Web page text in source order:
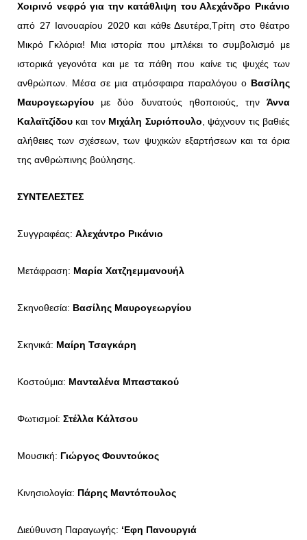
Χοιρινό νεφρό για την κατάθλιψη του Αλεχάνδρο Ρικάνιο
από 27 Ιανουαρίου 2020 και κάθε Δευτέρα,Τρίτη στο θέατρο
Μικρό Γκλόρια! Μια ιστορία που μπλέκει το συμβολισμό με
ιστορικά γεγονότα και με τα πάθη που καίνε τις ψυχές των
ανθρώπων. Μέσα σε μια ατμόσφαιρα παραλόγου ο Βασίλης
Μαυρογεωργίου με δύο δυνατούς ηθοποιούς, τηνΆννα
Καλαϊτζίδου και τον Μιχάλη Συριόπουλο, ψάχνουν τις βαθιές
αλήθειες των σχέσεων, των ψυχικών εξαρτήσεων και τα όρια
της ανθρώπινης βούλησης.
ΣΥΝΤΕΛΕΣΤΕΣ
Συγγραφέας: Αλεχάντρο Ρικάνιο
Μετάφραση: Μαρία Χατζηεμμανουήλ
Σκηνοθεσία: Βασίλης Μαυρογεωργίου
Σκηνικά: Μαίρη Τσαγκάρη
Κοστούμια: Μανταλένα Μπαστακού
Φωτισμοί: Στέλλα Κάλτσου
Μουσική: Γιώργος Φουντούκος
Κινησιολογία: Πάρης Μαντόπουλος
Διεύθυνση Παραγωγής: ‘Εφη Πανουργιά